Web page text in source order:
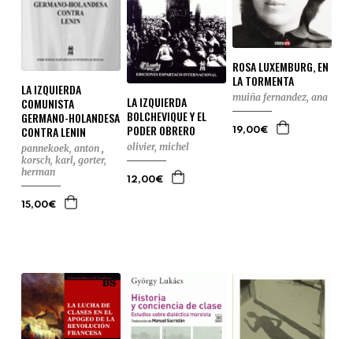
LA IZQUIERDA
COMUNISTA
GERMANO-HOLANDESA
CONTRA LENIN
pannekoek, anton ,
korsch, karl, gorter,
herman
15,00€
LA IZQUIERDA
BOLCHEVIQUE Y EL
PODER OBRERO
olivier, michel
12,00€
ROSA LUXEMBURG, EN
LA TORMENTA
muiña fernandez, ana
19,00€